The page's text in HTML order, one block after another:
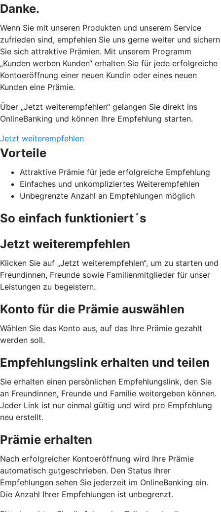
Danke.
Wenn Sie mit unseren Produkten und unserem Service
zufrieden sind, empfehlen Sie uns gerne weiter und sichern
Sie sich attraktive Prämien. Mit unserem Programm
„Kunden werben Kunden“ erhalten Sie für jede erfolgreiche
Kontoeröffnung einer neuen Kundin oder eines neuen
Kunden eine Prämie.
Über „Jetzt weiterempfehlen“ gelangen Sie direkt ins
OnlineBanking und können Ihre Empfehlung starten.
Jetzt weiterempfehlen
Vorteile
Attraktive Prämie für jede erfolgreiche Empfehlung
Einfaches und unkompliziertes Weiterempfehlen
Unbegrenzte Anzahl an Empfehlungen möglich
So einfach funktioniert´s
Jetzt weiterempfehlen
Klicken Sie auf „Jetzt weiterempfehlen“, um zu starten und
Freundinnen, Freunde sowie Familienmitglieder für unser
Leistungen zu begeistern.
Konto für die Prämie auswählen
Wählen Sie das Konto aus, auf das Ihre Prämie gezahlt
werden soll.
Empfehlungslink erhalten und teilen
Sie erhalten einen persönlichen Empfehlungslink, den Sie
an Freundinnen, Freunde und Familie weitergeben können.
Jeder Link ist nur einmal gültig und wird pro Empfehlung
neu erstellt.
Prämie erhalten
Nach erfolgreicher Kontoeröffnung wird Ihre Prämie
automatisch gutgeschrieben. Den Status Ihrer
Empfehlungen sehen Sie jederzeit im OnlineBanking ein.
Die Anzahl Ihrer Empfehlungen ist unbegrenzt.